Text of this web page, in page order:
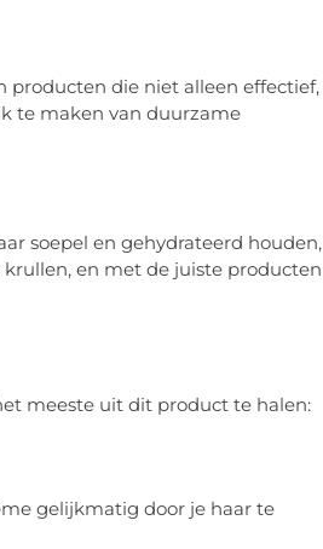
producten die niet alleen effectief,
te maken van duurzame
soepel en gehydrateerd houden,
en met de juiste producten
meeste uit dit product te halen:
gelijkmatig door je haar te